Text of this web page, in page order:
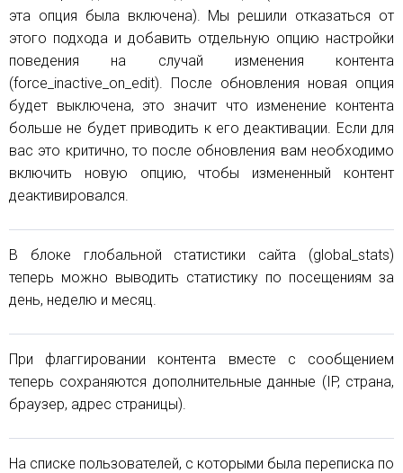
эта опция была включена). Мы решили отказаться от
этого подхода и добавить отдельную опцию настройки
поведения на случай изменения контента
(force_inactive_on_edit). После обновления новая опция
будет выключена, это значит что изменение контента
больше не будет приводить к его деактивации. Если для
вас это критично, то после обновления вам необходимо
включить новую опцию, чтобы измененный контент
деактивировался.
В блоке глобальной статистики сайта (global_stats)
теперь можно выводить статистику по посещениям за
день, неделю и месяц.
При флаггировании контента вместе с сообщением
теперь сохраняются дополнительные данные (IP, страна,
браузер, адрес страницы).
На списке пользователей, с которыми была переписка по